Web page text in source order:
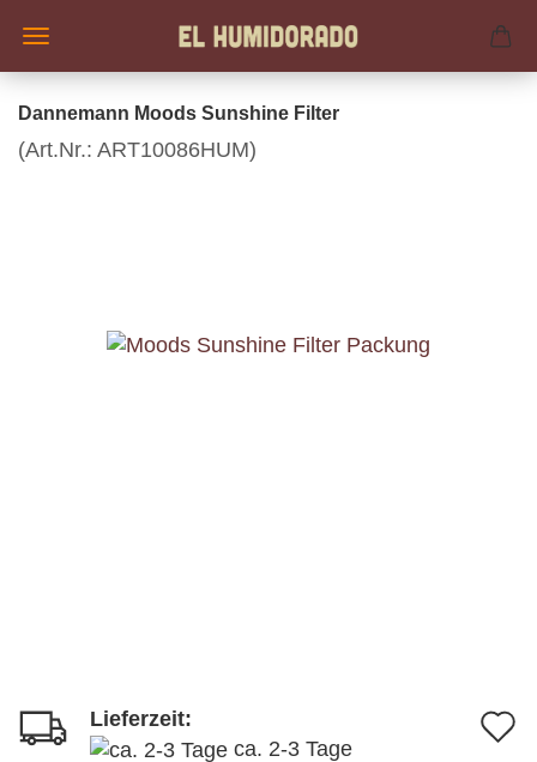
Dannemann Moods Sunshine Filter
(Art.Nr.: ART10086HUM)
Lieferzeit:
ca. 2-3 Tage